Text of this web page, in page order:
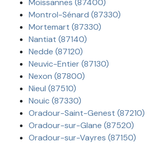
Moissannes (87400)
Montrol-Sénard (87330)
Mortemart (87330)
Nantiat (87140)
Nedde (87120)
Neuvic-Entier (87130)
Nexon (87800)
Nieul (87510)
Nouic (87330)
Oradour-Saint-Genest (87210)
Oradour-sur-Glane (87520)
Oradour-sur-Vayres (87150)